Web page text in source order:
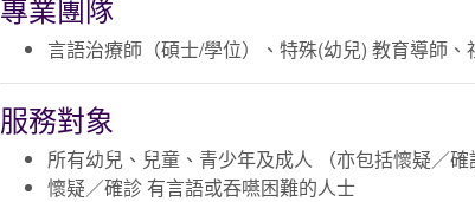
專業團隊
言語治療師（碩士/學位）、特殊(幼兒) 教育導師
服務對象
所有幼兒、兒童、青少年及成人 （亦包括懷疑／確
懷疑／確診 有言語或吞嚥困難的人士